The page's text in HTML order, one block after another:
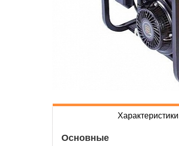
Характеристики
Основные